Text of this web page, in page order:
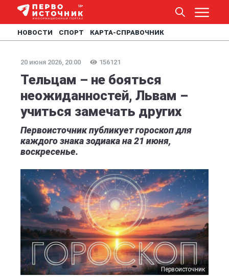
НОВОСТИ СПОРТ КАРТА-СПРАВОЧНИК
20 июня 2026, 20:00 156121
Тельцам – не бояться
неожиданностей, Львам –
учиться замечать других
Первоисточник публикует гороскоп для
каждого знака зодиака на 21 июня,
воскресенье.
Первоисточник